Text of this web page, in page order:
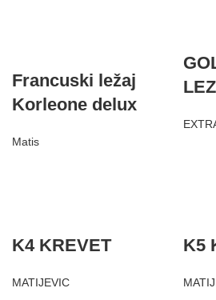
Francuski ležaj
Korleone delux
Matis
K4 KREVET
MATIJEVIC
K5